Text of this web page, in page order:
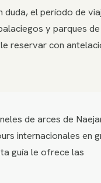
duda, el período de
y parques
reservar con
de arces de
internacionales en
guía le ofrece las